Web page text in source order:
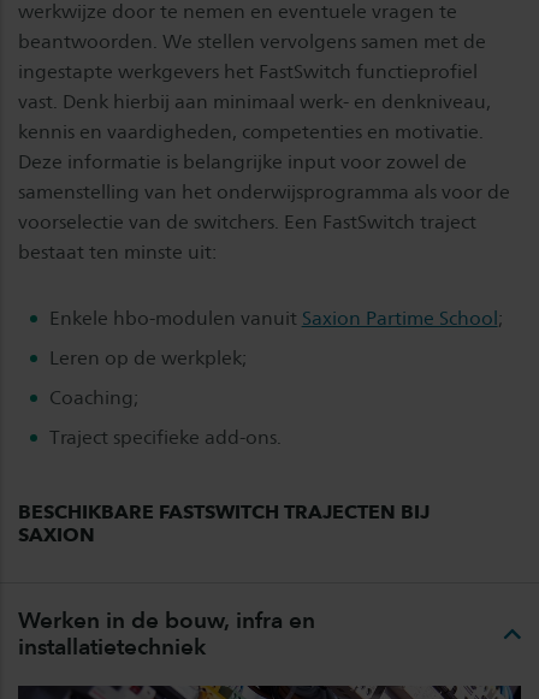
werkwijze door te nemen en eventuele vragen te
beantwoorden. We stellen vervolgens samen met de
ingestapte werkgevers het FastSwitch functieprofiel
vast. Denk hierbij aan minimaal werk- en denkniveau,
kennis en vaardigheden, competenties en motivatie.
Deze informatie is belangrijke input voor zowel de
samenstelling van het onderwijsprogramma als voor de
voorselectie van de switchers. Een FastSwitch traject
bestaat ten minste uit:
Enkele hbo-modulen vanuit Saxion Partime School;
Leren op de werkplek;
Coaching;
Traject specifieke add-ons.
BESCHIKBARE FASTSWITCH TRAJECTEN BIJ
SAXION
Werken in de bouw, infra en
installatietechniek